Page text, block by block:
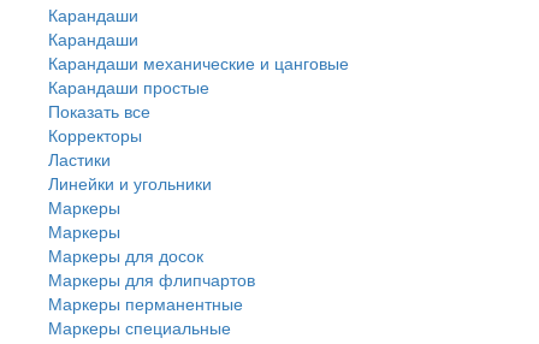
Карандаши
Карандаши
Карандаши механические и цанговые
Карандаши простые
Показать все
Корректоры
Ластики
Линейки и угольники
Маркеры
Маркеры
Маркеры для досок
Маркеры для флипчартов
Маркеры перманентные
Маркеры специальные